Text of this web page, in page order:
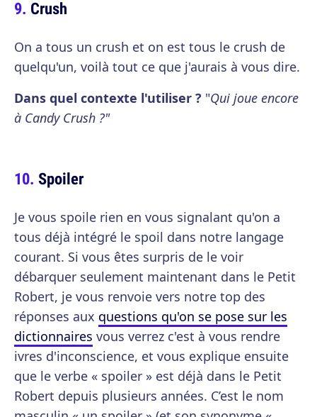
Crush
On a tous un crush et on est tous le crush de
quelqu'un, voilà tout ce que j'aurais à vous dire.
Dans quel contexte l'utiliser ? "Qui joue encore
à Candy Crush ?"
Spoiler
Je vous spoile rien en vous signalant qu'on a
tous déjà intégré le spoil dans notre langage
courant. Si vous êtes surpris de le voir
débarquer seulement maintenant dans le Petit
Robert, je vous renvoie vers notre top des
réponses aux questions qu'on se pose sur les
dictionnaires vous verrez c'est à vous rendre
ivres d'inconscience, et vous explique ensuite
que le verbe « spoiler » est déjà dans le Petit
Robert depuis plusieurs années. C’est le nom